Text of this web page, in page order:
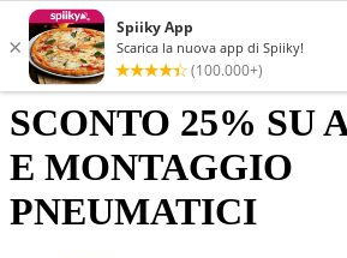
SCONTO 25% SU
E MONTAGGIO
PNEUMATICI